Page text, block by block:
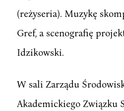
(reżyseria). Muzykę
Gref, a scenografię
Idzikowski.
W sali Zarządu
Akademickiego Związku